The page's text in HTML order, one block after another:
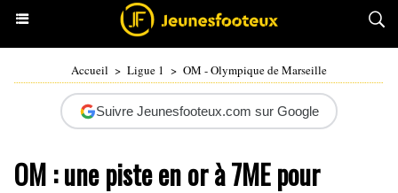
Accueil > Ligue 1 > OM - Olympique de Marseille
Suivre Jeunesfooteux.com sur Google
OM : une piste en or à 7ME pour